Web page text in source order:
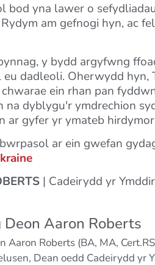
bod yna lawer o
am gefnogi hyn, ac
y bydd argyfwng
eu dadleoli. Oherwydd
ein rhan pan
dyblygu'r ymdrechion
ar gyfer yr ymateb
ar ein gwefan
| Cadeirydd yr
Deon Aaron Roberts
Aaron Roberts (BA, MA,
Dean oedd Cadeirydd